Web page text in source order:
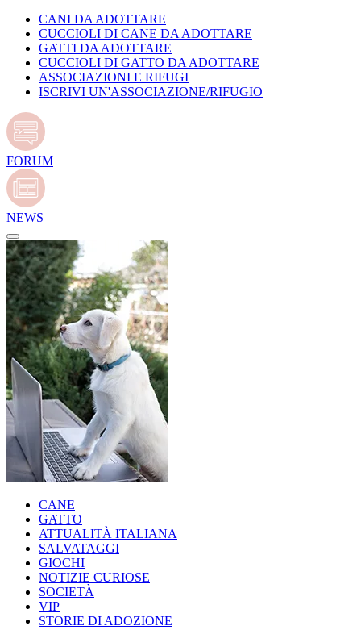
CANI DA ADOTTARE
CUCCIOLI DI CANE DA ADOTTARE
GATTI DA ADOTTARE
CUCCIOLI DI GATTO DA ADOTTARE
ASSOCIAZIONI E RIFUGI
ISCRIVI UN'ASSOCIAZIONE/RIFUGIO
FORUM
NEWS
CANE
GATTO
ATTUALITÀ ITALIANA
SALVATAGGI
GIOCHI
NOTIZIE CURIOSE
SOCIETÀ
VIP
STORIE DI ADOZIONE